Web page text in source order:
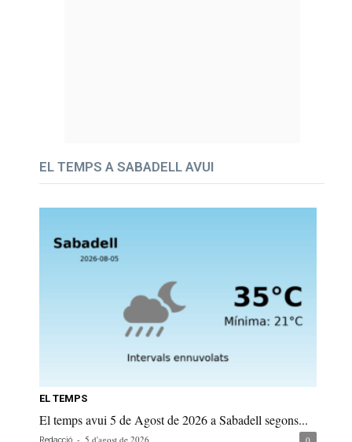
EL TEMPS A SABADELL AVUI
EL TEMPS
El temps avui 5 de Agost de 2026 a Sabadell segons...
- 5 d'agost de 2026